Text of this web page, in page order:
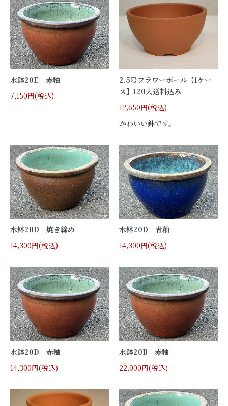
水鉢20E 赤釉
7,150円(税込)
2.5号フラワーボール【1ケー
ス】120入送料込み
12,650円(税込)
かわいい鉢です。
水鉢20D 焼き締め
14,300円(税込)
水鉢20D 青釉
14,300円(税込)
水鉢20D 赤釉
14,300円(税込)
水鉢20B 赤釉
22,000円(税込)